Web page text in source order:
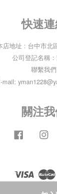
快速
店地址 : 台中市北
公司登記名稱
聯繫我們
mail:
關注我
Facebook
Visa